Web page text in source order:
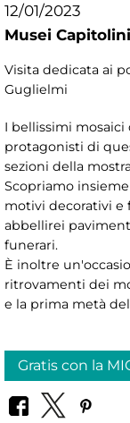
12/01/2023
Musei
Visita dedicata ai
Guglielmi
I bellissimi
protagonisti di
sezioni della
Scopriamo
motivi decorativi
abbellirei
funerari.
È inoltre
ritrovamenti dei
e la prima metà
Gratis con la